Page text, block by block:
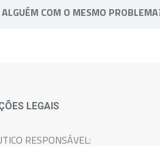
COM O MESMO
LEGAIS
RESPONSÁVEL: